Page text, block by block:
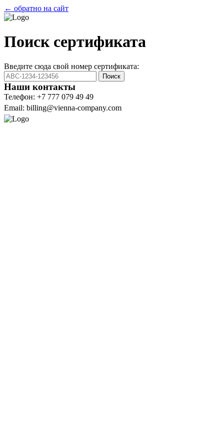
← обратно на сайт
Поиск сертификата
Введите сюда свой номер сертификата:
Поиск
Наши контакты
Телефон: +7 777 079 49 49
Email: billing@vienna-company.com